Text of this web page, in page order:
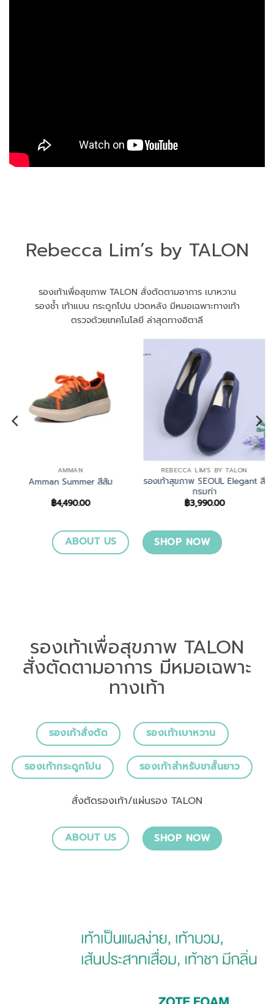
Rebecca Lim’s by TALON
รองเท้าเพื่อสุขภาพ TALON สั่งตัดตามอาการ เบาหวาน
รองช้ำ เท้าแบน กระดูกโปน ปวดหลัง มีหมอเฉพาะทางเท้า
ตรวจด้วยเทคโนโลยี ล่าสุดทางอิตาลี
AMMAN
Amman Summer สีส้ม
฿4,490.00
REBECCA LIM'S BY TALON
รองเท้าสุขภาพ SEOUL Elegant สี
กรมท่า
฿3,990.00
ABOUT US SHOP NOW
รองเท้าเพื่อสุขภาพ TALON
สั่งตัดตามอาการ มีหมอเฉพาะ
ทางเท้า
รองเท้าสั่งตัด รองเท้าเบาหวาน
รองเท้ากระดูกโปน รองเท้าสำหรับขาสั้นยาว
สั่งตัดรองเท้า/แผ่นรอง TALON
ABOUT US SHOP NOW